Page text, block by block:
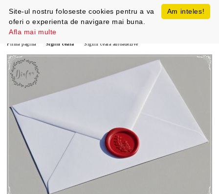
Prima pagină Sigilii ceara Sigilii ceara autoadezive
Am inteles!
Site-ul nostru foloseste cookies pentru a va
oferi o experienta de navigare mai buna.
Afla mai multe